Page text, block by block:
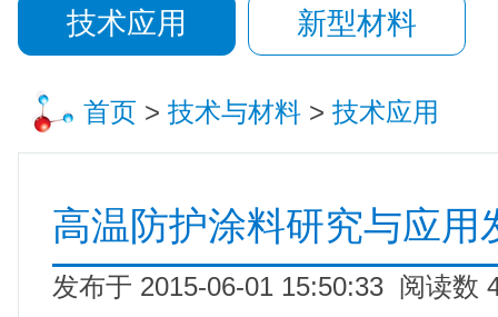
技术应用 新型材料
首页 > 技术与材料 > 技术应用
高温防护涂料研究与应用
发布于 2015-06-01 15:50:33 阅读数